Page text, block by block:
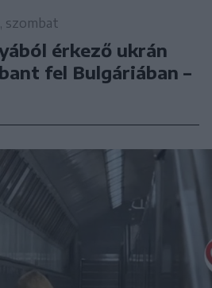
szombat
érkező ukrán
fel Bulgáriában –